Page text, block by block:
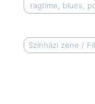
ragtime, blues,
Színházi zene /